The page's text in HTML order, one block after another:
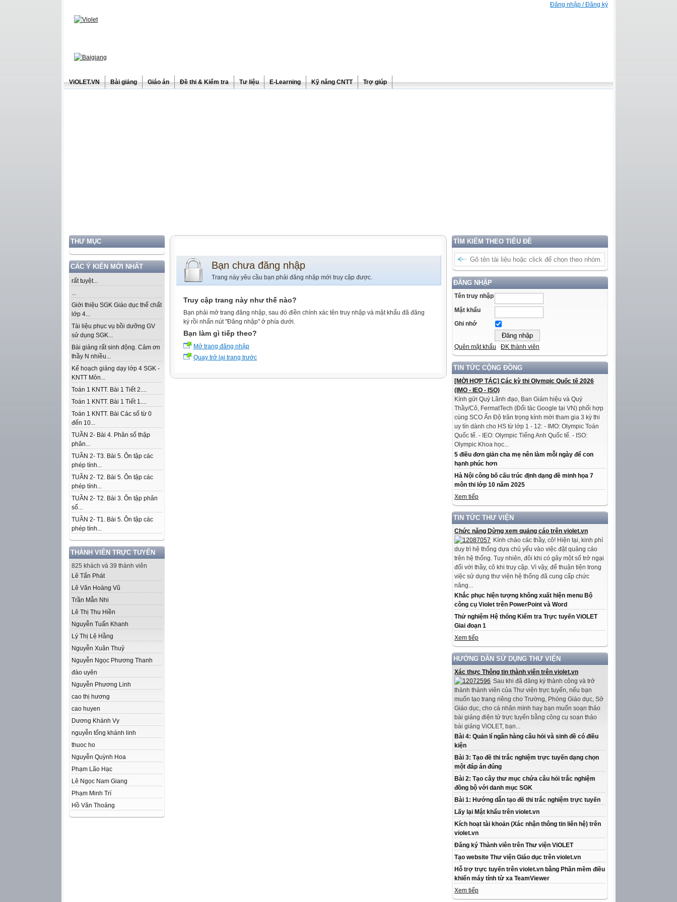
Đăng nhập / Đăng ký
ViOLET.VN Bài giảng Giáo án Đề thi & Kiểm tra Tư liệu E-Learning Kỹ năng CNTT Trợ giúp
THƯ MỤC
CÁC Ý KIẾN MỚI NHẤT
rất tuyệt...
...
Giới thiệu SGK Giáo dục thể chất
lớp 4...
Tài liệu phục vụ bồi dưỡng GV
sử dụng SGK...
Bài giảng rất sinh động. Cảm ơn
thầy N nhiều...
Kế hoạch giảng dạy lớp 4 SGK -
KNTT Môn...
Toán 1 KNTT. Bài 1 Tiết 2....
Toán 1 KNTT. Bài 1 Tiết 1....
Toán 1 KNTT. Bài Các số từ 0
đến 10...
TUẦN 2- Bài 4. Phân số thập
phân...
TUẦN 2- T3. Bài 5. Ôn tập các
phép tính...
TUẦN 2- T2. Bài 5. Ôn tập các
phép tính...
TUẦN 2- T2. Bài 3. Ôn tập phân
số...
TUẦN 2- T1. Bài 5. Ôn tập các
phép tính...
THÀNH VIÊN TRỰC TUYẾN
825 khách và 39 thành viên
Lê Tấn Phát
Lê Văn Hoàng Vũ
Trần Mẫn Nhi
Lê Thị Thu Hiền
Nguyễn Tuấn Khanh
Lý Thị Lệ Hằng
Nguyễn Xuân Thuỷ
Nguyễn Ngọc Phương Thanh
đào uyên
Nguyễn Phương Linh
cao thị hương
cao huyen
Dương Khánh Vy
nguyễn tống khánh linh
thuoc ho
Nguyễn Quỳnh Hoa
Phạm Lão Hạc
Lê Ngọc Nam Giang
Phạm Minh Trí
Hồ Văn Thoảng
TÌM KIẾM THEO TIÊU ĐỀ
ĐĂNG NHẬP
Tên truy nhập
Mật khẩu
Ghi nhớ
Quên mật khẩu ĐK thành viên
TIN TỨC CỘNG ĐỒNG
[MỜI HỢP TÁC] Các kỳ thi Olympic Quốc tế 2026
(IMO - IEO - ISO)
Kính gửi Quý Lãnh đạo, Ban Giám hiệu và Quý
Thầy/Cô, FermatTech (Đối tác Google tại VN) phối hợp
cùng SCO Ấn Độ trân trọng kính mời tham gia 3 kỳ thi
uy tín dành cho HS từ lớp 1 - 12: - IMO: Olympic Toán
Quốc tế. - IEO: Olympic Tiếng Anh Quốc tế. - ISO:
Olympic Khoa học...
5 điều đơn giản cha mẹ nên làm mỗi ngày để con
hạnh phúc hơn
Hà Nội công bố cấu trúc định dạng đề minh họa 7
môn thi lớp 10 năm 2025
Xem tiếp
TIN TỨC THƯ VIỆN
Chức năng Dừng xem quảng cáo trên violet.vn
Kính chào các thầy, cô! Hiện tại, kinh phí
duy trì hệ thống dựa chủ yếu vào việc đặt quảng cáo
trên hệ thống. Tuy nhiên, đôi khi có gây một số trở ngại
đối với thầy, cô khi truy cập. Vì vậy, để thuận tiện trong
việc sử dụng thư viện hệ thống đã cung cấp chức
năng...
Khắc phục hiện tượng không xuất hiện menu Bộ
công cụ Violet trên PowerPoint và Word
Thử nghiệm Hệ thống Kiểm tra Trực tuyến ViOLET
Giai đoạn 1
Xem tiếp
HƯỚNG DẪN SỬ DỤNG THƯ VIỆN
Xác thực Thông tin thành viên trên violet.vn
Sau khi đã đăng ký thành công và trở
thành thành viên của Thư viện trực tuyến, nếu bạn
muốn tạo trang riêng cho Trường, Phòng Giáo dục, Sở
Giáo dục, cho cá nhân mình hay bạn muốn soạn thảo
bài giảng điện tử trực tuyến bằng công cụ soạn thảo
bài giảng ViOLET, bạn...
Bài 4: Quản lí ngân hàng câu hỏi và sinh đề có điều
kiện
Bài 3: Tạo đề thi trắc nghiệm trực tuyến dạng chọn
một đáp án đúng
Bài 2: Tạo cây thư mục chứa câu hỏi trắc nghiệm
đồng bộ với danh mục SGK
Bài 1: Hướng dẫn tạo đề thi trắc nghiệm trực tuyến
Lấy lại Mật khẩu trên violet.vn
Kích hoạt tài khoản (Xác nhận thông tin liên hệ) trên
violet.vn
Đăng ký Thành viên trên Thư viện ViOLET
Tạo website Thư viện Giáo dục trên violet.vn
Hỗ trợ trực tuyến trên violet.vn bằng Phần mềm điều
khiển máy tính từ xa TeamViewer
Xem tiếp
Bạn chưa đăng nhập
Trang này yêu cầu bạn phải đăng nhập mới truy cập được.
Truy cập trang này như thế nào?
Bạn phải mở trang đăng nhập, sau đó điền chính xác tên truy nhập và mật khẩu đã đăng
ký rồi nhấn nút "Đăng nhập" ở phía dưới.
Bạn làm gì tiếp theo?
Mở trang đăng nhập
Quay trở lại trang trước